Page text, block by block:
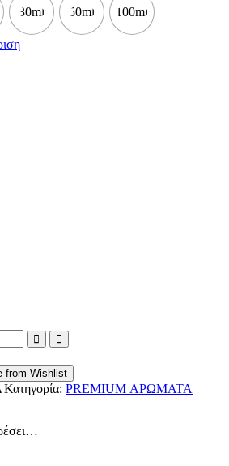
30ml 50ml 100ml
from Wishlist
Κατηγορία: PREMIUM ΑΡΩΜΑΤΑ